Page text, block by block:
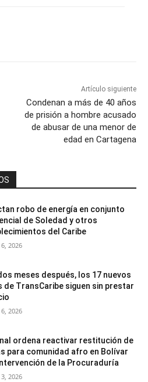
Artículo siguiente
Condenan a más de 40 años
de prisión a hombre acusado
de abusar de una menor de
edad en Cartagena
robo de energía en conjunto
de Soledad y otros
del Caribe
2026
meses después, los 17 nuevos
de TransCaribe siguen sin prestar
2026
ordena reactivar restitución de
para comunidad afro en Bolívar
de la Procuraduría
2026